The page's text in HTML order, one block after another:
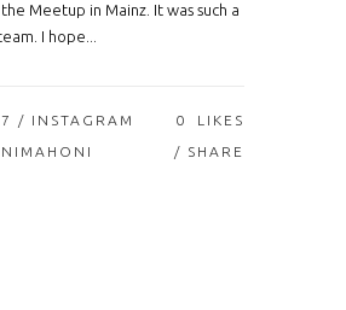
Meetup in Mainz. It was such a
I hope...
/ INSTAGRAM
0
LIKES
SHARE